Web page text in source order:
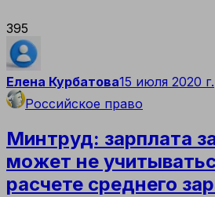
395
Елена Курбатова15 июля 2020 г.
Российское право
Минтруд: зарплата
может не
расчете среднего